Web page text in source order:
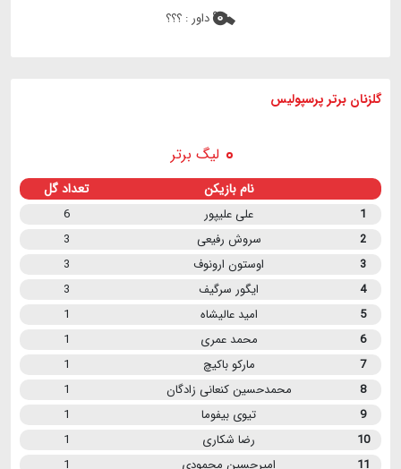
داور : ؟؟؟
گلزنان برتر پرسپولیس
لیگ برتر
نام بازیکن تعداد گل
1 علی علیپور
6
2
سروش رفیعی
3
3
اوستون ارونوف
3
4
ایگور سرگیف
3
5
امید عالیشاه
1
6
محمد عمری
1
7
مارکو باکیچ
1
8
محمدحسین کنعانی زادگان
1
9
تیوی بیفوما
1
10
رضا شکاری
1
11
امیرحسین محمودی 1